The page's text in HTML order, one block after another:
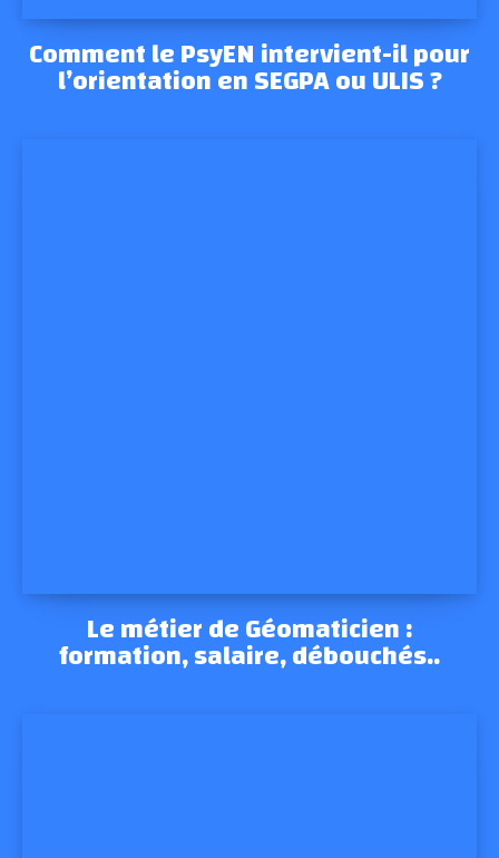
Comment le PsyEN intervient-il pour
l’orientation en SEGPA ou ULIS ?
Le métier de Géomaticien :
formation, salaire, débouchés..